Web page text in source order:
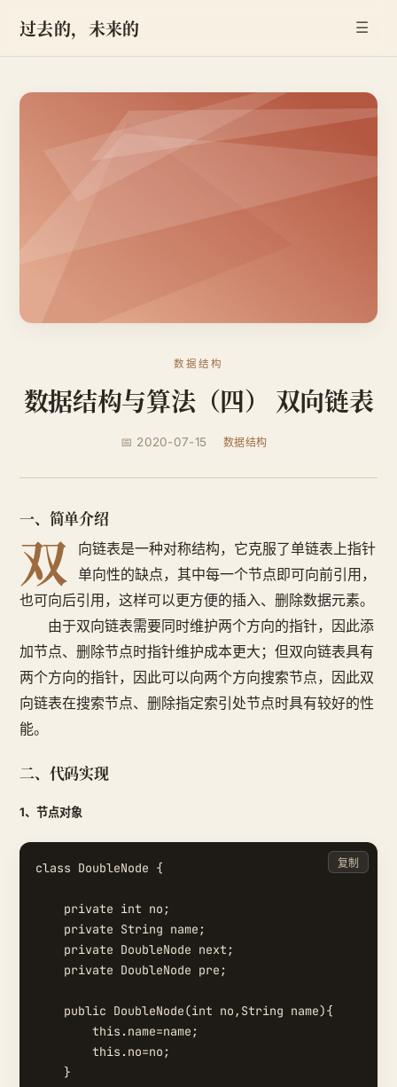
过去的，未来的 ☰
数据结构
数据结构与算法（四） 双向链表
📅 2020-07-15 数据结构
一、简单介绍
双
向链表是一种对称结构，它克服了单链表上指针
单向性的缺点，其中每一个节点即可向前引用，
也可向后引用，这样可以更方便的插入、删除数据元素。
由于双向链表需要同时维护两个方向的指针，因此添
加节点、删除节点时指针维护成本更大；但双向链表具有
两个方向的指针，因此可以向两个方向搜索节点，因此双
向链表在搜索节点、删除指定索引处节点时具有较好的性
能。
二、代码实现
1、节点对象
class DoubleNode {
    private int no;
    private String name;
    private DoubleNode next;
    private DoubleNode pre;
    public DoubleNode(int no,String name){
        this.name=name;
        this.no=no;
    }
复制